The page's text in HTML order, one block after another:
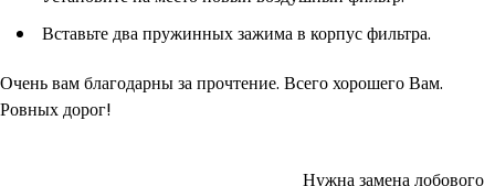
Вставьте два пружинных зажима в корпус фильтра.
Очень вам благодарны за прочтение. Всего хорошего Вам.
Ровных дорог!
Нужна замена лобового